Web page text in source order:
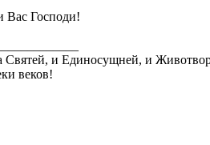
Вас Господи!
Святей, и Единосущней, и
веков!